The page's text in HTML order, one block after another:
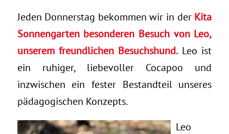
Jeden Donnerstag bekommen wir in der Kita
Sonnengarten besonderen Besuch von Leo,
unserem freundlichen Besuchshund. Leo ist
ein ruhiger, liebevoller Cocapoo und
inzwischen ein fester Bestandteil unseres
pädagogischen Konzepts.
Leo